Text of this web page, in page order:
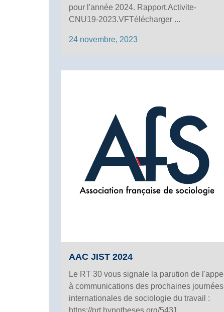
pour l'année 2024. Rapport.Activite-
CNU19-2023.VFTélécharger ...
24 novembre, 2023
AAC JIST 2024
Le RT 30 vous signale la parution de l'appel
à communications des prochaines journées
internationales de sociologie du travail :
https://nrt.hypotheses.org/5431